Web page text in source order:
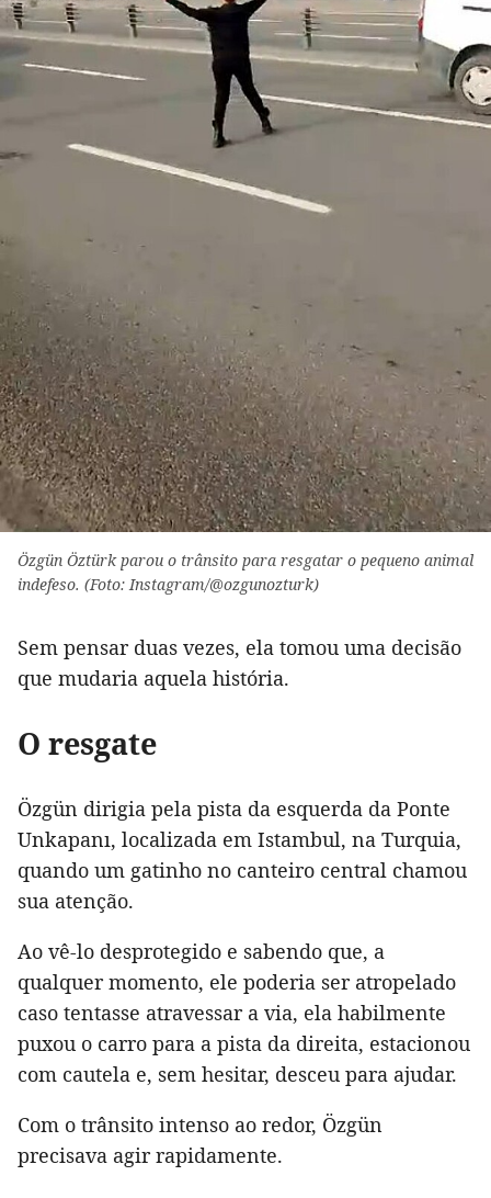
Özgün Öztürk parou o trânsito para resgatar o pequeno animal
indefeso. (Foto: Instagram/@ozgunozturk)
Sem pensar duas vezes, ela tomou uma decisão
que mudaria aquela história.
O resgate
Özgün dirigia pela pista da esquerda da Ponte
Unkapanı, localizada em Istambul, na Turquia,
quando um gatinho no canteiro central chamou
sua atenção.
Ao vê-lo desprotegido e sabendo que, a
qualquer momento, ele poderia ser atropelado
caso tentasse atravessar a via, ela habilmente
puxou o carro para a pista da direita, estacionou
com cautela e, sem hesitar, desceu para ajudar.
Com o trânsito intenso ao redor, Özgün
precisava agir rapidamente.